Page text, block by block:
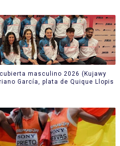
masculino 2026 (Kujawy
García, plata de Quique Llopis